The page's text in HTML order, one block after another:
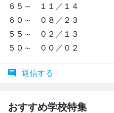
６５～ １１／１４
６０～ ０８／２３
５５～ ０２／１３
５０～ ００／０２
返信する
おすすめ学校特集